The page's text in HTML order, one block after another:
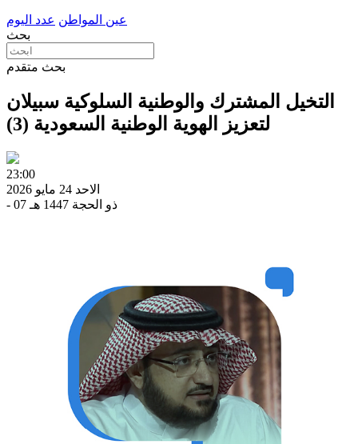
عين المواطن عدد اليوم
بحث
بحث متقدم
التخيل المشترك والوطنية السلوكية سبيلان
لتعزيز الهوية الوطنية السعودية (3)
23:00
الاحد 24 مايو 2026
- 07 ذو الحجة 1447 هـ